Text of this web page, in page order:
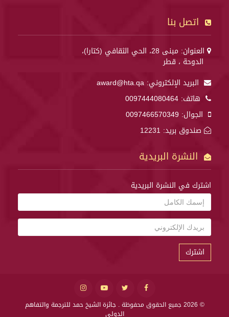
اتصل بنا
العنوان: مبنى 28، الحي الثقافي (كتارا)،
الدوحة ، قطر
البريد الإلكتروني: award@hta.qa
هاتف: 0097444080464
الجوال: 0097466570349
صندوق بريد: 12231
النشرة البريدية
اشترك في النشرة البريدية
اشترك
© 2026 جميع الحقوق محفوظة .
جائزة الشيخ حمد للترجمة والتفاهم
الدولي